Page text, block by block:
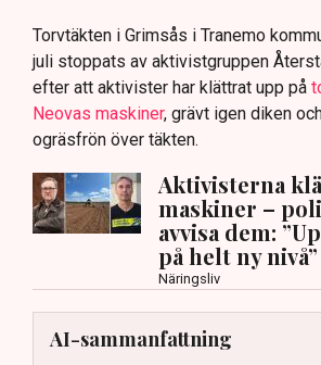
Torvtäkten i Grimsås i Tranemo
juli stoppats av aktivistgruppen
efter att aktivister har klättrat upp på
Neovas maskiner, grävt igen diken
ogräsfrön över täkten.
Aktivisterna
maskiner –
avvisa dem:
på helt ny nivå”
Näringsliv
AI-sammanfattning